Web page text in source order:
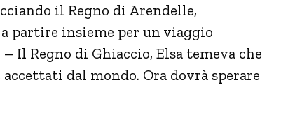
il Regno di Arendelle,
partire insieme per un viaggio
Il Regno di Ghiaccio, Elsa temeva che
dal mondo. Ora dovrà sperare